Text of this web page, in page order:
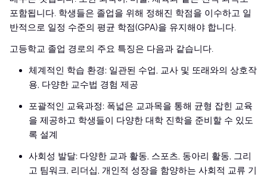
포함됩니다. 학생들은 졸업을 위해 정해진 학점을 이수하고 일
반적으로 일정 수준의 평균 학점(GPA)을 유지해야 합니다.
고등학교 졸업 경로의 주요 특징은 다음과 같습니다.
체계적인 학습 환경: 일관된 수업, 교사 및 또래와의 상호작
용, 다양한 교수법 경험 제공
포괄적인 교육과정: 폭넓은 교과목을 통해 균형 잡힌 교육
을 제공하고 학생들이 다양한 대학 진학을 준비할 수 있도
록 설계
사회성 발달: 다양한 교과 활동, 스포츠, 동아리 활동, 그리
고 팀워크, 리더십, 개인적 성장을 함양하는 사회적 교류 기